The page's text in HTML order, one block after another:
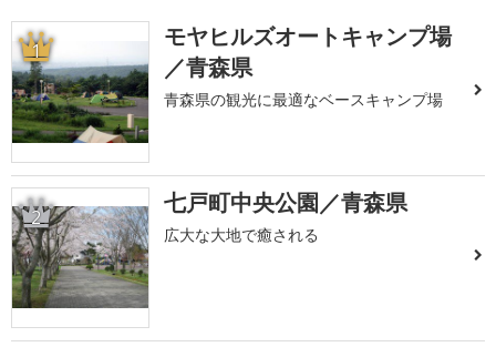
1
モヤヒルズオートキャンプ場
／青森県
青森県の観光に最適なベースキャンプ場
2 七戸町中央公園／青森県
広大な大地で癒される